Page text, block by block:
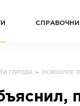
ГОРОДА ▸ ПСИХОЛОГ